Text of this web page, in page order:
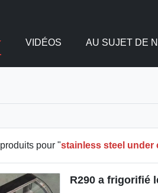
VIDÉOS AU SUJET DE
produits pour "stainless steel under
R290 a frigorifié